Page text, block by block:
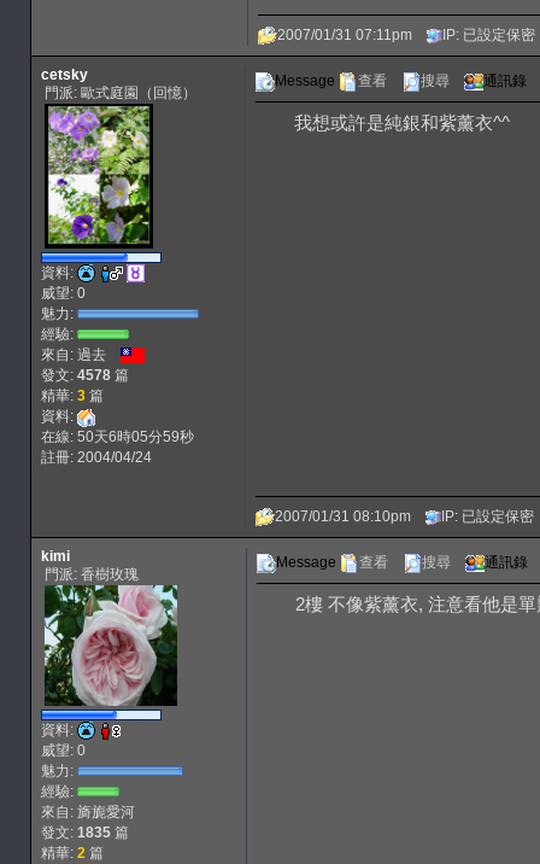
2007/01/31 07:11pm IP: 已設定保密
cetsky
門派: 歐式庭園（回憶）
資料:
威望: 0
魅力:
經驗:
來自: 過去
發文: 4578篇
精華: 3篇
資料:
在線: 50天6時05分59秒
註冊: 2004/04/24
Message 查看 搜尋 通訊錄
我想或許是純銀和紫薰衣^^
2007/01/31 08:10pm IP: 已設定保密
kimi
門派: 香樹玫瑰
資料:
威望: 0
魅力:
經驗:
來自: 旖旎愛河
發文: 1835篇
精華: 2篇
Message 查看 搜尋 通訊錄
2樓 不像紫薰衣, 注意看他是單